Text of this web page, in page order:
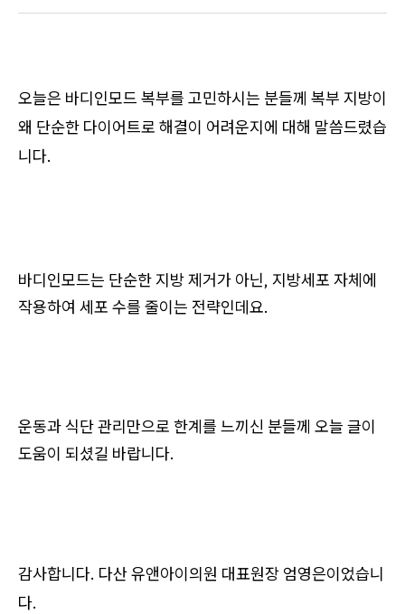
오늘은 바디인모드 복부를 고민하시는 분들께 복부 지방이
왜 단순한 다이어트로 해결이 어려운지에 대해 말씀드렸습
니다.
바디인모드는 단순한 지방 제거가 아닌, 지방세포 자체에
작용하여 세포 수를 줄이는 전략인데요.
운동과 식단 관리만으로 한계를 느끼신 분들께 오늘 글이
도움이 되셨길 바랍니다.
감사합니다. 다산 유앤아이의원 대표원장 엄영은이었습니
다.